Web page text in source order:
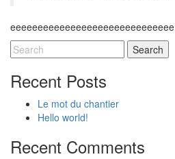
eeeeeeeeeeeeeeeeeeeeeeeeeeeeee
Recent Posts
Le mot du chantier
Hello world!
Recent Comments